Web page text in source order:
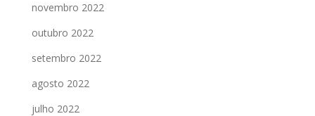
novembro 2022
outubro 2022
setembro 2022
agosto 2022
julho 2022